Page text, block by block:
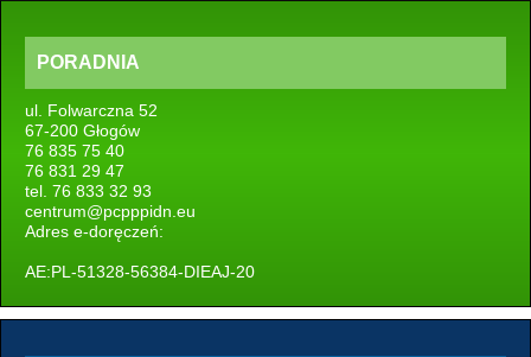
PORADNIA
ul. Folwarczna 52
67-200 Głogów
76 835 75 40
76 831 29 47
tel. 76 833 32 93
centrum@pcpppidn.eu
Adres e-doręczeń:
AE:PL-51328-56384-DIEAJ-20